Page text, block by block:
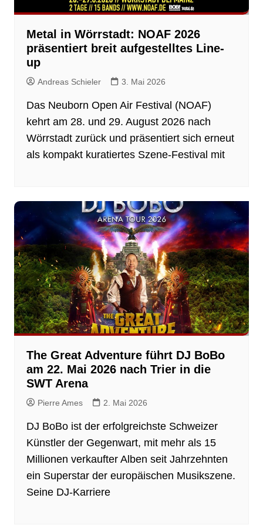
Metal in Wörrstadt: NOAF 2026
präsentiert breit aufgestelltes Line-
up
Andreas Schieler 3. Mai 2026
Das Neuborn Open Air Festival (NOAF)
kehrt am 28. und 29. August 2026 nach
Wörrstadt zurück und präsentiert sich erneut
als kompakt kuratiertes Szene-Festival mit
The Great Adventure führt DJ BoBo
am 22. Mai 2026 nach Trier in die
SWT Arena
Pierre Ames 2. Mai 2026
DJ BoBo ist der erfolgreichste Schweizer
Künstler der Gegenwart, mit mehr als 15
Millionen verkaufter Alben seit Jahrzehnten
ein Superstar der europäischen Musikszene.
Seine DJ-Karriere